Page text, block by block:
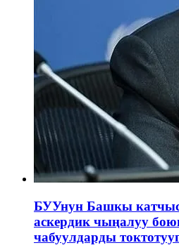
БУУнун Башкы
аскердик чыңалуу
чабуулдарды